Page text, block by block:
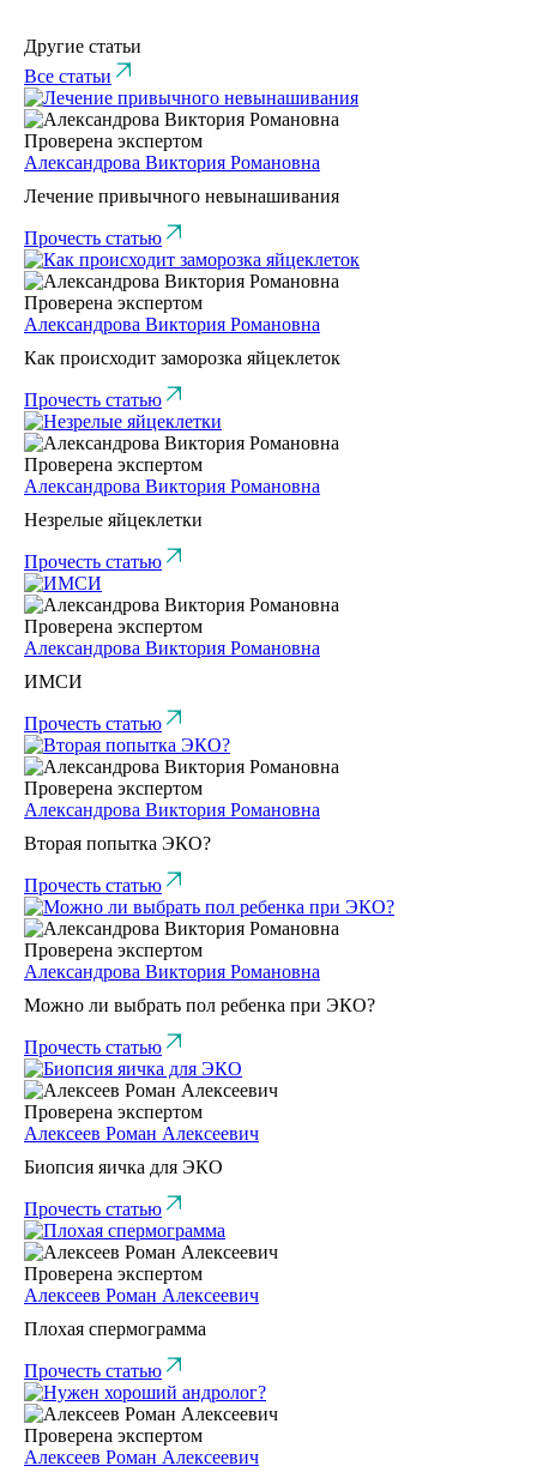
Другие статьи
Все статьи
Проверена экспертом
Александрова Виктория Романовна
Лечение привычного невынашивания
Прочесть статью
Проверена экспертом
Александрова Виктория Романовна
Как происходит заморозка яйцеклеток
Прочесть статью
Проверена экспертом
Александрова Виктория Романовна
Незрелые яйцеклетки
Прочесть статью
Проверена экспертом
Александрова Виктория Романовна
ИМСИ
Прочесть статью
Проверена экспертом
Александрова Виктория Романовна
Вторая попытка ЭКО?
Прочесть статью
Проверена экспертом
Александрова Виктория Романовна
Можно ли выбрать пол ребенка при ЭКО?
Прочесть статью
Проверена экспертом
Алексеев Роман Алексеевич
Биопсия яичка для ЭКО
Прочесть статью
Проверена экспертом
Алексеев Роман Алексеевич
Плохая спермограмма
Прочесть статью
Проверена экспертом
Алексеев Роман Алексеевич